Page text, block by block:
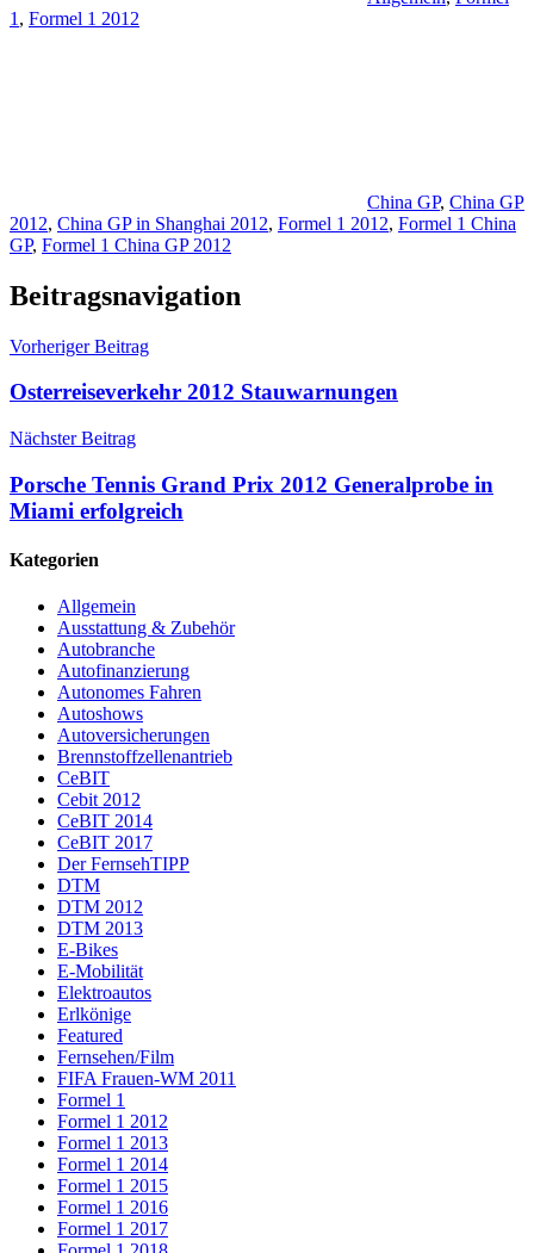
1 , Formel 1 2012
China GP, China GP
2012, China GP in Shanghai 2012, Formel 1 2012, Formel 1 China
GP, Formel 1 China GP 2012
Beitragsnavigation
Vorheriger Beitrag
Osterreiseverkehr 2012 Stauwarnungen
Nächster Beitrag
Porsche Tennis Grand Prix 2012 Generalprobe in
Miami erfolgreich
Kategorien
Allgemein
Ausstattung & Zubehör
Autobranche
Autofinanzierung
Autonomes Fahren
Autoshows
Autoversicherungen
Brennstoffzellenantrieb
CeBIT
Cebit 2012
CeBIT 2014
CeBIT 2017
Der FernsehTIPP
DTM
DTM 2012
DTM 2013
E-Bikes
E-Mobilität
Elektroautos
Erlkönige
Featured
Fernsehen/Film
FIFA Frauen-WM 2011
Formel 1
Formel 1 2012
Formel 1 2013
Formel 1 2014
Formel 1 2015
Formel 1 2016
Formel 1 2017